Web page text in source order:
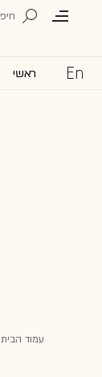
ראשי
עמוד הבית